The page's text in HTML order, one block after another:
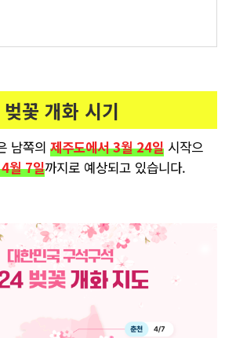
꽃 개화 시기
남쪽의 제주도에서 3월 24일 시작으
월 7일까지로 예상되고 있습니다.